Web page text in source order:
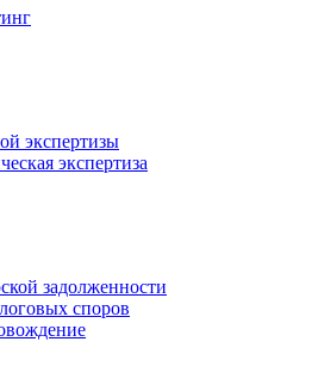
экспертизы
экспертиза
задолженности
споров